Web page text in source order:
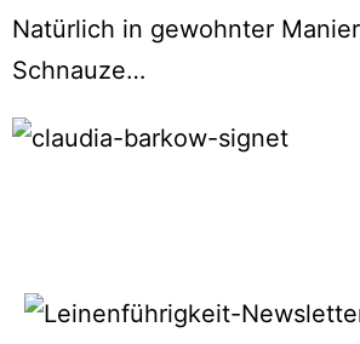
Natürlich in gewohnter
Schnauze…